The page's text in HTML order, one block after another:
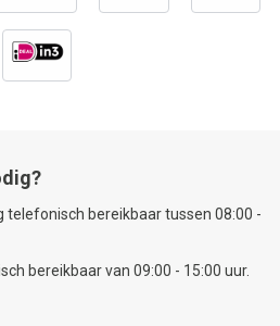
telefonisch bereikbaar tussen 08:00 -
bereikbaar van 09:00 - 15:00 uur.